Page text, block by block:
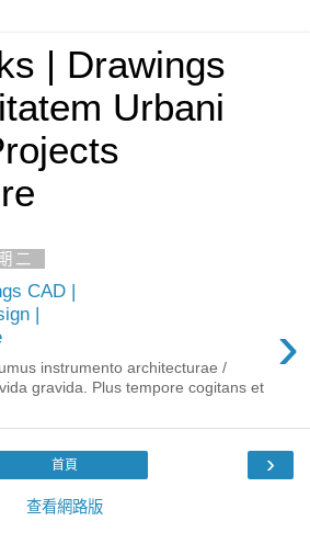
| Drawings
Urbani
二
CAD |
|
›
instrumento architecturae /
gravida. Plus tempore cogitans et
›
首頁
查看網路版